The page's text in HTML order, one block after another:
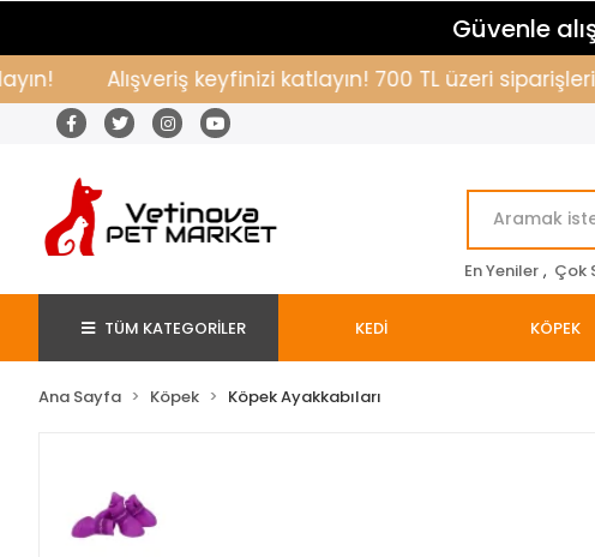
Güvenle
Alışveriş keyfinizi katlayın! 700 TL üzeri
En Yeniler , Çok
TÜM KATEGORİLER KEDİ KÖPEK
Ana Sayfa Köpek Köpek Ayakkabıları